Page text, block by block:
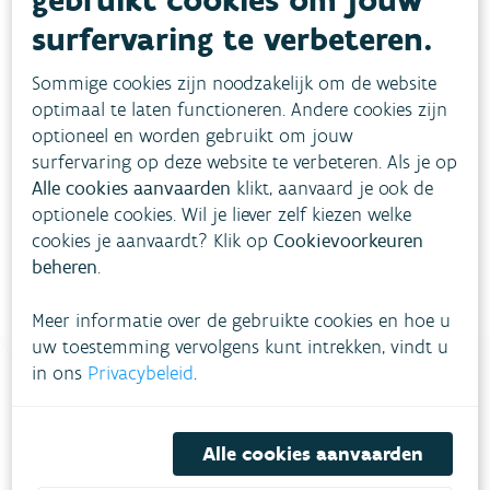
Evolutie
Hoe pakken we dit aan?
Meer informatie
Heb je vragen?
surfervaring te verbeteren.
Sommige cookies zijn noodzakelijk om de website
optimaal te laten functioneren. Andere cookies zijn
optioneel en worden gebruikt om jouw
surfervaring op deze website te verbeteren. Als je op
Alle cookies aanvaarden klikt, aanvaard je ook de
optionele cookies. Wil je liever zelf kiezen welke
cookies je aanvaardt? Klik opCookievoorkeuren
beheren.
Meer informatie over de gebruikte cookies en hoe u
uw toestemming vervolgens kunt intrekken, vindt u
in ons Privacybeleid.
Alle cookies aanvaarden